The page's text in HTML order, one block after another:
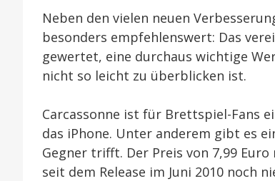
Neben den vielen neuen
besonders empfehlenswert: Das
gewertet, eine durchaus wichtige
nicht so leicht zu überblicken ist.
Carcassonne ist für Brettspiel-Fans
das iPhone. Unter anderem gibt es
Gegner trifft. Der Preis von 7,99
seit dem Release im Juni 2010 noch